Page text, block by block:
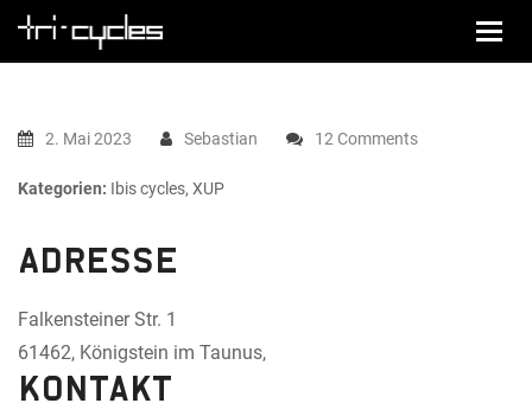
2. Mai 2023 Sebastian 12 Comments
Kategorien: Ibis cycles, XUP
Adresse
Falkensteiner Str. 1
61462, Königstein im Taunus,
Kontakt